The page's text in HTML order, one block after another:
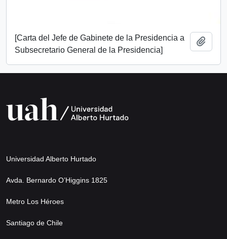
[Carta del Jefe de Gabinete de la Presidencia a
Subsecretario General de la Presidencia]
Universidad Alberto Hurtado
Avda. Bernardo O’Higgins 1825
Metro Los Héroes
Santiago de Chile